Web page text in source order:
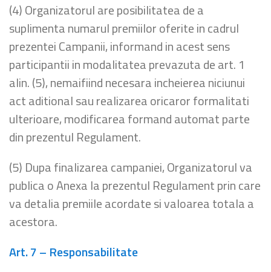
(4) Organizatorul are posibilitatea de a
suplimenta numarul premiilor oferite in cadrul
prezentei Campanii, informand in acest sens
participantii in modalitatea prevazuta de art. 1
alin. (5), nemaifiind necesara incheierea niciunui
act aditional sau realizarea oricaror formalitati
ulterioare, modificarea formand automat parte
din prezentul Regulament.
(5) Dupa finalizarea campaniei, Organizatorul va
publica o Anexa la prezentul Regulament prin care
va detalia premiile acordate si valoarea totala a
acestora.
Art. 7 – Responsabilitate